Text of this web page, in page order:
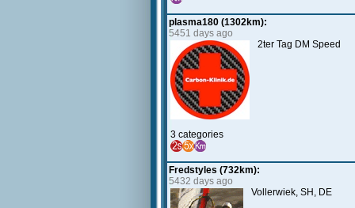
plasma180 (1302km):
5451 days ago
3 categories
2ter Tag DM Speed
Fredstyles (732km):
5432 days ago
Vollerwiek, SH, DE